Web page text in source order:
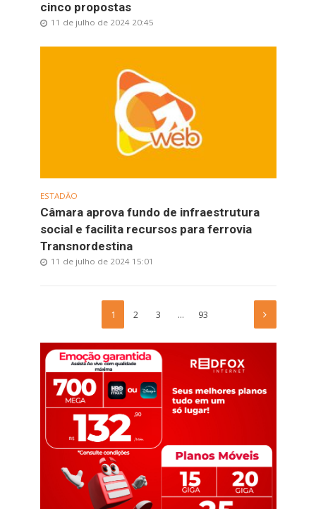
cinco propostas
11 de julho de 2024 20:45
ESTADÃO
Câmara aprova fundo de infraestrutura
social e facilita recursos para ferrovia
Transnordestina
11 de julho de 2024 15:01
1 2 3 … 93